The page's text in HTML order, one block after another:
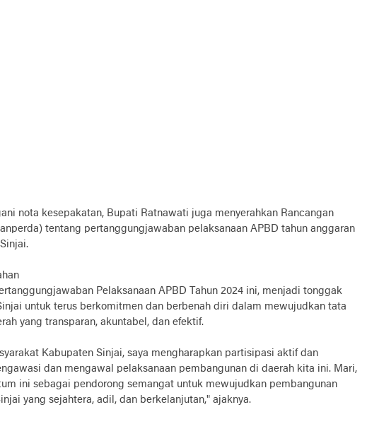
nota kesepakatan, Bupati Ratnawati juga menyerahkan Rancangan
tentang pertanggungjawaban pelaksanaan APBD tahun anggaran
Pelaksanaan APBD Tahun 2024 ini, menjadi tonggak
untuk terus berkomitmen dan berbenah diri dalam mewujudkan tata
yang transparan, akuntabel, dan efektif.
Kabupaten Sinjai, saya mengharapkan partisipasi aktif dan
dan mengawal pelaksanaan pembangunan di daerah kita ini. Mari,
ini sebagai pendorong semangat untuk mewujudkan pembangunan
yang sejahtera, adil, dan berkelanjutan," ajaknya.